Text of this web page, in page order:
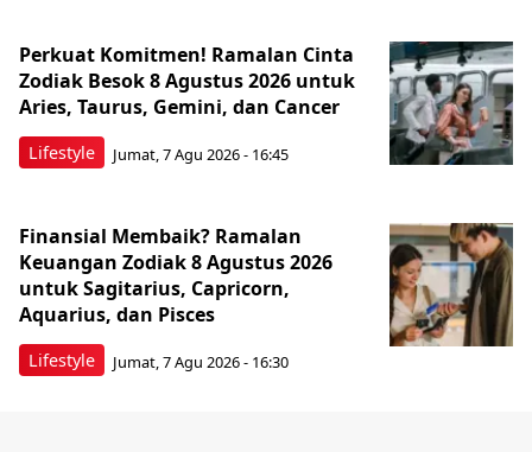
Lifestyle
Perkuat Komitmen! Ramalan Cinta
Zodiak Besok 8 Agustus 2026 untuk
Aries, Taurus, Gemini, dan Cancer
Jumat, 7 Agu 2026 - 16:45
Lifestyle
Finansial Membaik? Ramalan
Keuangan Zodiak 8 Agustus 2026
untuk Sagitarius, Capricorn,
Aquarius, dan Pisces
Jumat, 7 Agu 2026 - 16:30